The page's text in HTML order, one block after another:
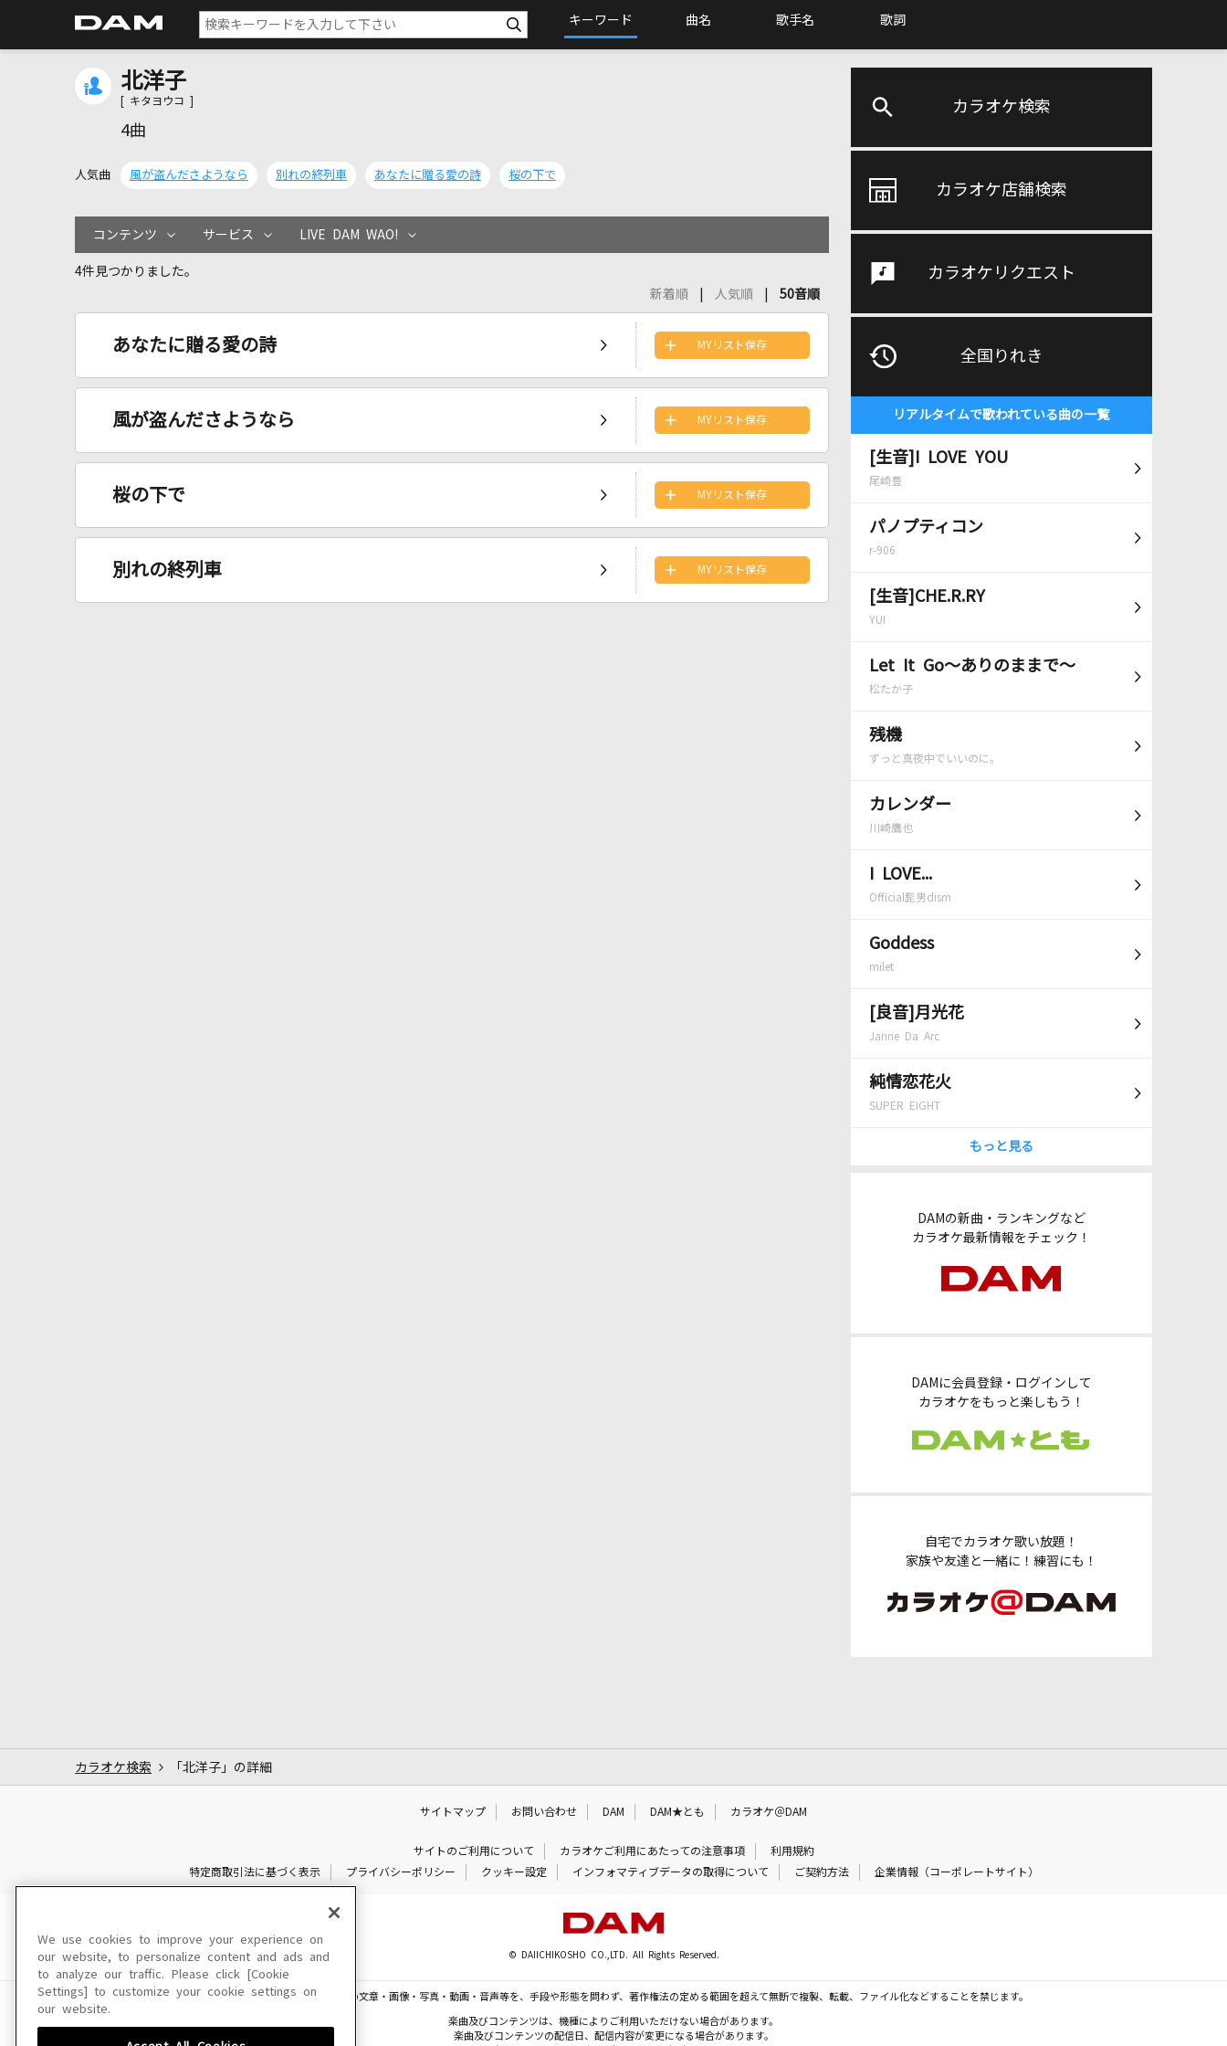
キーワード 曲名 歌手名 歌詞
カラオケ検索
カラオケ店舗検索
カラオケリクエスト
全国りれき
リアルタイムで歌われている曲の一覧
[生音]I LOVE YOU
尾崎豊
パノプティコン
r-906
[生音]CHE.R.RY
YUI
Let It Go～ありのままで～
松たか子
残機
ずっと真夜中でいいのに。
カレンダー
川崎鷹也
I LOVE...
Official髭男dism
Goddess
milet
[良音]月光花
Janne Da Arc
純情恋花火
SUPER EIGHT
もっと見る
DAMの新曲・ランキングなど
カラオケ最新情報をチェック！
DAMに会員登録・ログインして
カラオケをもっと楽しもう！
自宅でカラオケ歌い放題！
家族や友達と一緒に！練習にも！
北洋子
[ キタヨウコ ]
4曲
人気曲 風が盗んださようなら 別れの終列車 あなたに贈る愛の詩 桜の下で
コンテンツ サービス LIVE DAM WAO!
4件見つかりました。
新着順
人気順 50音順
あなたに贈る愛の詩 MYリスト保存
風が盗んださようなら MYリスト保存
桜の下で MYリスト保存
別れの終列車 MYリスト保存
カラオケ検索 「北洋子」の詳細
サイトマップ お問い合わせ DAM DAM★とも カラオケ＠DAM
サイトのご利用について カラオケご利用にあたっての注意事項
利用規約
特定商取引法に基づく表示
プライバシーポリシー クッキー設定 インフォマティブデータの取得について ご契約方法 企業情報（コーポレートサイト）
© DAIICHIKOSHO CO.,LTD. All Rights Reserved.
このサイトに掲載されている一切の文章・画像・写真・動画・音声等を、手段や形態を問わず、著作権法の定める範囲を超えて無断で複製、転載、ファイル化などすることを禁じます。
楽曲及びコンテンツは、機種によりご利用いただけない場合があります。
楽曲及びコンテンツの配信日、配信内容が変更になる場合があります。
We use cookies to improve your experience on
our website, to personalize content and ads and
to analyze our traffic. Please click [Cookie
Settings] to customize your cookie settings on
our website.